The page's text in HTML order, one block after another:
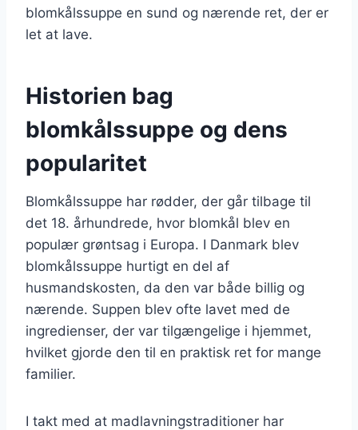
blomkålssuppe en sund og nærende ret, der er
let at lave.
Historien bag
blomkålssuppe og dens
popularitet
Blomkålssuppe har rødder, der går tilbage til
det 18. århundrede, hvor blomkål blev en
populær grøntsag i Europa. I Danmark blev
blomkålssuppe hurtigt en del af
husmandskosten, da den var både billig og
nærende. Suppen blev ofte lavet med de
ingredienser, der var tilgængelige i hjemmet,
hvilket gjorde den til en praktisk ret for mange
familier.
I takt med at madlavningstraditioner har